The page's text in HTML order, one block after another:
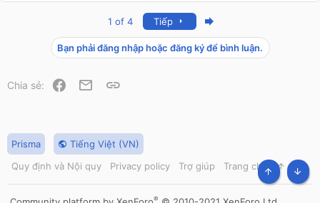
1 of 4 Tiếp
Bạn phải đăng nhập hoặc đăng ký để bình luận.
Chia sẻ: Facebook
Email
Prisma
Tiếng Việt (VN)
Quy định và Nội quy
Privacy policy Trợ giúp Trang chủ
R
S
®
TOP